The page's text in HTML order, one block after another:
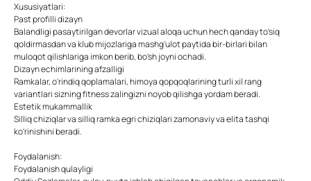
Xususiyatlari:
Past profilli dizayn
Balandligi pasaytirilgan devorlar vizual aloqa uchun hech qanday to'siq
qoldirmasdan va klub mijozlariga mashg'ulot paytida bir-birlari bilan
muloqot qilishlariga imkon berib, bo'sh joyni ochadi.
Dizayn echimlarining afzalligi
Ramkalar, o'rindiq qoplamalari, himoya qopqoqlarining turli xil rang
variantlari sizning fitness zalingizni noyob qilishga yordam beradi.
Estetik mukammallik
Silliq chiziqlar va silliq ramka egri chiziqlari zamonaviy va elita tashqi
ko'rinishini beradi.
Foydalanish:
Foydalanish qulayligi